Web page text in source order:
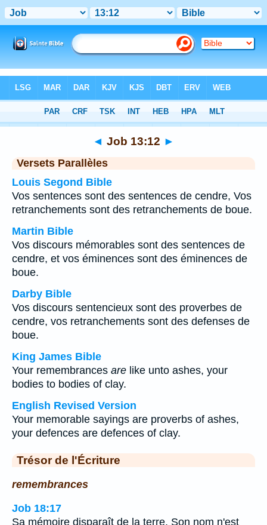
Chapitre 13 > Verset 12
◄ Job 13:12 ►
Versets Parallèles
Louis Segond Bible
Vos sentences sont des sentences de cendre, Vos
retranchements sont des retranchements de boue.
Martin Bible
Vos discours mémorables sont des sentences de
cendre, et vos éminences sont des éminences de
boue.
Darby Bible
Vos discours sentencieux sont des proverbes de
cendre, vos retranchements sont des defenses de
boue.
King James Bible
Your remembrances are like unto ashes, your
bodies to bodies of clay.
English Revised Version
Your memorable sayings are proverbs of ashes,
your defences are defences of clay.
Trésor de l'Écriture
remembrances
Job 18:17
Sa mémoire disparaît de la terre, Son nom n'est